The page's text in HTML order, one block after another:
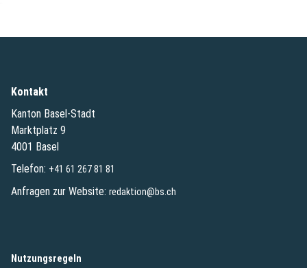
Kontakt
Kanton Basel-Stadt
Marktplatz 9
4001 Basel
Telefon: +41 61 267 81 81
Anfragen zur Website: redaktion@bs.ch
Nutzungsregeln